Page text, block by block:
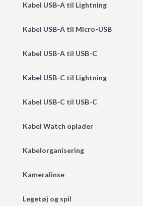
Kabel USB-A til Lightning
Kabel USB-A til Micro-USB
Kabel USB-A til USB-C
Kabel USB-C til Lightning
Kabel USB-C til USB-C
Kabel Watch oplader
Kabelorganisering
Kameralinse
Legetøj og spil